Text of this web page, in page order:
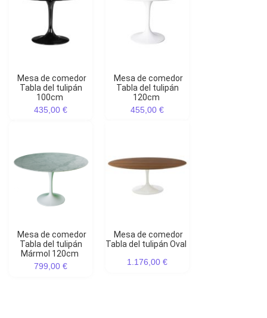
Mesa de comedor
Tabla del tulipán
100cm
435,00 €
Mesa de comedor
Tabla del tulipán
120cm
455,00 €
Mesa de comedor
Tabla del tulipán
Mármol 120cm
799,00 €
Mesa de comedor
Tabla del tulipán Oval
1.176,00 €